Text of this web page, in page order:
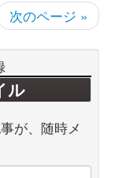
次のページ »
ル
が、随時メ